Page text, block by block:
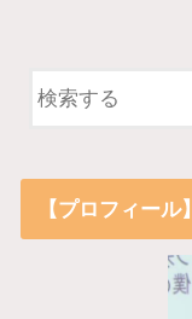
【プロフィール】